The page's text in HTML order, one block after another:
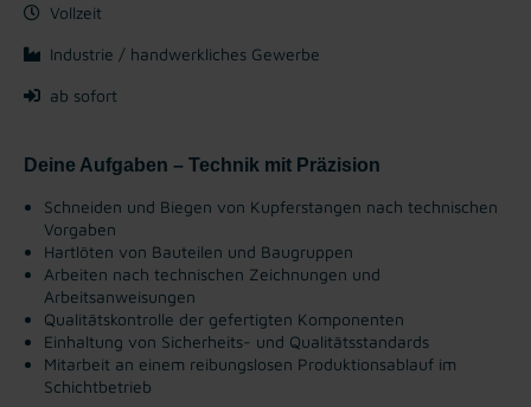
Vollzeit
Industrie / handwerkliches Gewerbe
ab sofort
Deine Aufgaben – Technik mit Präzision
Schneiden und Biegen von Kupferstangen nach technischen
Vorgaben
Hartlöten von Bauteilen und Baugruppen
Arbeiten nach technischen Zeichnungen und
Arbeitsanweisungen
Qualitätskontrolle der gefertigten Komponenten
Einhaltung von Sicherheits- und Qualitätsstandards
Mitarbeit an einem reibungslosen Produktionsablauf im
Schichtbetrieb